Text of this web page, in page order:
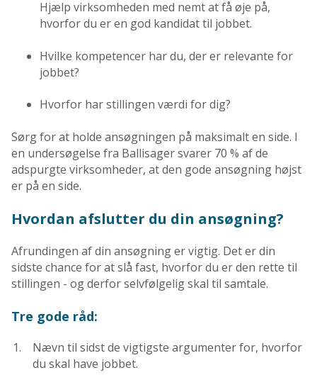
Hjælp virksomheden med nemt at få øje på,
hvorfor du er en god kandidat til jobbet.
Hvilke kompetencer har du, der er relevante for
jobbet?
Hvorfor har stillingen værdi for dig?
Sørg for at holde ansøgningen på maksimalt en side. I
en undersøgelse fra Ballisager svarer 70 % af de
adspurgte virksomheder, at den gode ansøgning højst
er på en side.
Hvordan afslutter du din ansøgning?
Afrundingen af din ansøgning er vigtig. Det er din
sidste chance for at slå fast, hvorfor du er den rette til
stillingen - og derfor selvfølgelig skal til samtale.
Tre gode råd:
Nævn til sidst de vigtigste argumenter for, hvorfor
du skal have jobbet.